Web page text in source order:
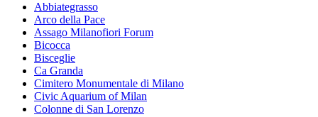
Abbiategrasso
Arco della Pace
Assago Milanofiori Forum
Bicocca
Bisceglie
Ca Granda
Cimitero Monumentale di Milano
Civic Aquarium of Milan
Colonne di San Lorenzo